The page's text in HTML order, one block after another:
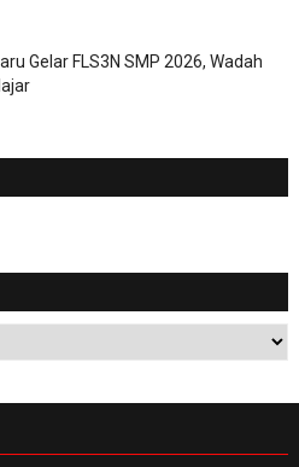
Gelar FLS3N SMP 2026, Wadah